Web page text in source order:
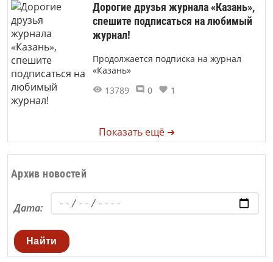
Дорогие друзья журнала «Казань»,
спешите подписаться на любимый
журнал!
Продолжается подписка на журнал
«Казань»
13789
0 1
Показать ещё ➜
Архив новостей
Дата:
Найти